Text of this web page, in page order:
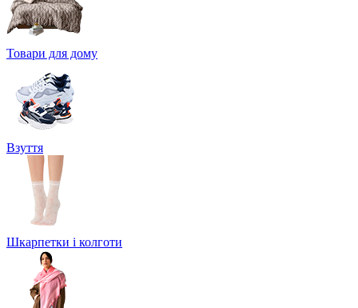
Товари для дому
Взуття
Шкарпетки і колготи